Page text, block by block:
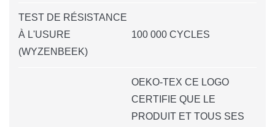
TEST DE RÉSISTANCE
À L'USURE
(WYZENBEEK)
100 000 CYCLES
OEKO-TEX CE LOGO
CERTIFIE QUE LE
PRODUIT ET TOUS SES